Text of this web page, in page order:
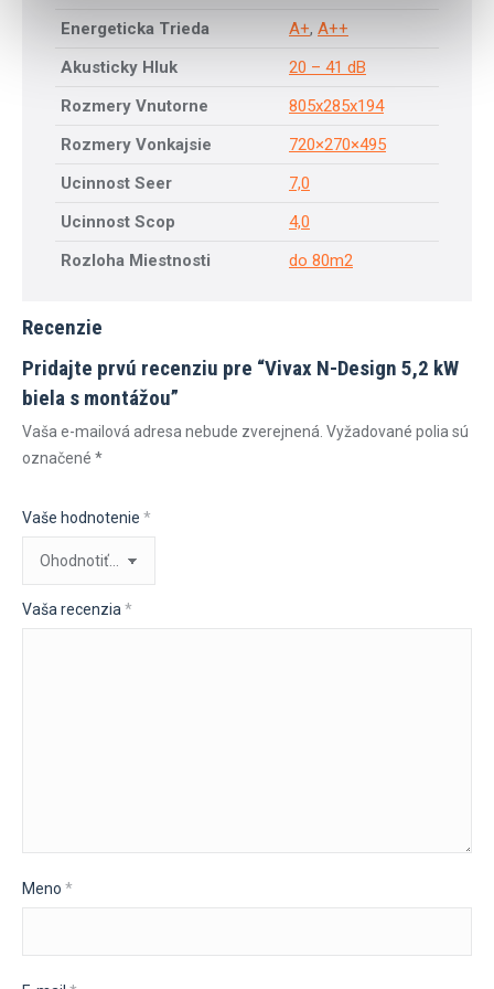
Energeticka Trieda
A+, A++
Akusticky Hluk
20 – 41 dB
Rozmery Vnutorne
805x285x194
Rozmery Vonkajsie
720×270×495
Ucinnost Seer
7,0
Ucinnost Scop
4,0
Rozloha Miestnosti
do 80m2
Recenzie
Pridajte prvú recenziu pre “Vivax N-Design 5,2 kW
biela s montážou”
Vaša e-mailová adresa nebude zverejnená. Vyžadované polia sú
označené *
Vaše hodnotenie *
Vaša recenzia *
Meno *